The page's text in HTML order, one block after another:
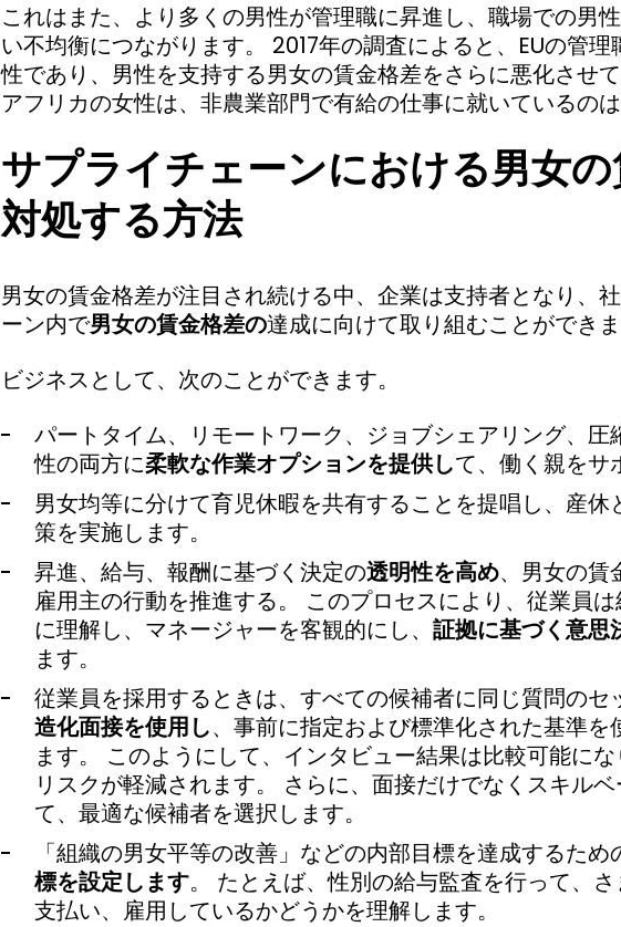
これはまた、より多くの男性が管理職に昇進し、職場での男
い不均衡につながります。 2017年の調査によると、EUの管理
性であり、男性を支持する男女の賃金格差をさらに悪化させ
アフリカの女性は、非農業部門で有給の仕事に就いているのは
サプライチェーンにおける男女
対処する方法
男女の賃金格差が注目され続ける中、企業は支持者となり、
ーン内で男女の賃金格差の達成に向けて取り組むことができま
ビジネスとして、次のことができます。
パートタイム、リモートワーク、ジョブシェアリング、圧
性の両方に柔軟な作業オプションを提供して、働く親をサ
男女均等に分けて育児休暇を共有することを提唱し、産休
策を実施します。
昇進、給与、報酬に基づく決定の透明性を高め、男女の賃
雇用主の行動を推進する。 このプロセスにより、従業員
に理解し、マネージャーを客観的にし、 証拠に基づく意思
ます。
従業員を採用するときは、すべての候補者に同じ質問のセ
造化面接を使用し、事前に指定および標準化された基準を
ます。 このようにして、インタビュー結果は比較可能に
リスクが軽減されます。 さらに、面接だけでなくスキル
て、最適な候補者を選択します。
「組織の男女平等の改善」などの内部目標を達成するため
標を設定します。 たとえば、性別の給与監査を行って、
支払い、雇用しているかどうかを理解します。